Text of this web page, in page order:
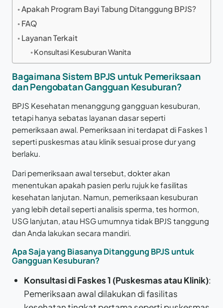
Apakah Program Bayi Tabung Ditanggung BPJS?
FAQ
Layanan Terkait
Konsultasi Kesuburan Wanita
Bagaimana Sistem BPJS untuk Pemeriksaan
dan Pengobatan Gangguan Kesuburan?
BPJS Kesehatan menanggung gangguan kesuburan,
tetapi hanya sebatas layanan dasar seperti
pemeriksaan awal. Pemeriksaan ini terdapat di Faskes 1
seperti puskesmas atau klinik sesuai prose dur yang
berlaku.
Dari pemeriksaan awal tersebut, dokter akan
menentukan apakah pasien perlu rujuk ke fasilitas
kesehatan lanjutan. Namun, pemeriksaan kesuburan
yang lebih detail seperti analisis sperma, tes hormon,
USG lanjutan, atau HSG umumnya tidak BPJS tanggung
dan Anda lakukan secara mandiri.
Apa Saja yang Biasanya Ditanggung BPJS untuk
Gangguan Kesuburan?
Konsultasi di Faskes 1 (Puskesmas atau Klinik):
Pemeriksaan awal dilakukan di fasilitas